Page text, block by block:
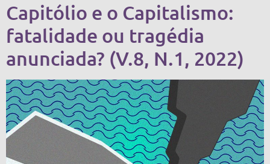
Capitólio e o Capitalismo:
fatalidade ou tragédia
anunciada? (V.8, N.1, 2022)